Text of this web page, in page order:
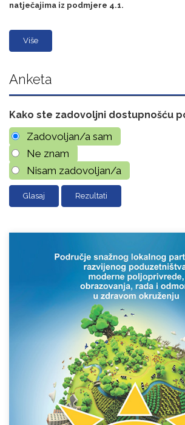
natječajima iz podmjere 4.1.
Više
Anketa
Kako ste zadovoljni dostupnošću
Zadovoljan/a sam
Ne znam
Nisam zadovoljan/a
Rezultati